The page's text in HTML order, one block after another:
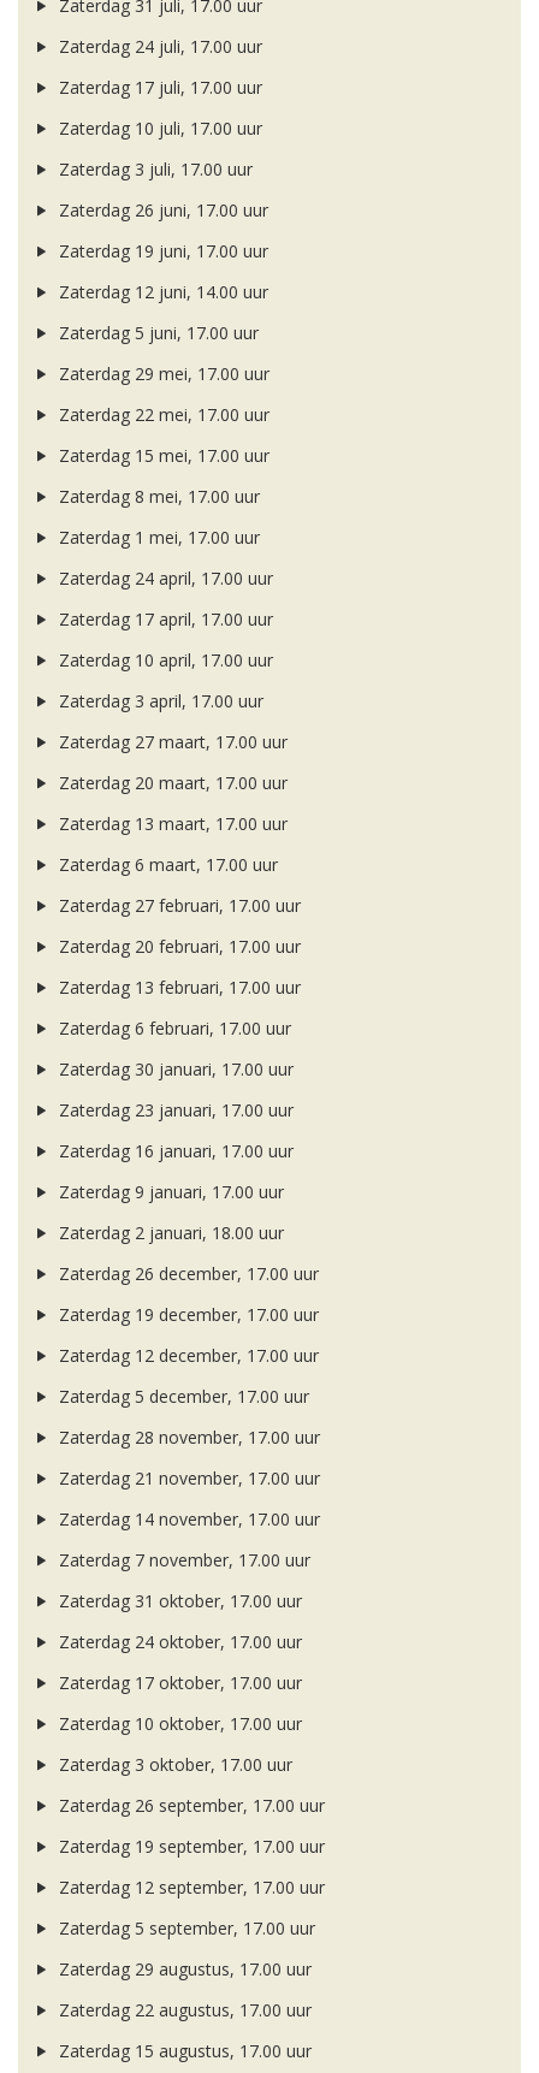
Zaterdag 31 juli, 17.00 uur
Zaterdag 24 juli, 17.00 uur
Zaterdag 17 juli, 17.00 uur
Zaterdag 10 juli, 17.00 uur
Zaterdag 3 juli, 17.00 uur
Zaterdag 26 juni, 17.00 uur
Zaterdag 19 juni, 17.00 uur
Zaterdag 12 juni, 14.00 uur
Zaterdag 5 juni, 17.00 uur
Zaterdag 29 mei, 17.00 uur
Zaterdag 22 mei, 17.00 uur
Zaterdag 15 mei, 17.00 uur
Zaterdag 8 mei, 17.00 uur
Zaterdag 1 mei, 17.00 uur
Zaterdag 24 april, 17.00 uur
Zaterdag 17 april, 17.00 uur
Zaterdag 10 april, 17.00 uur
Zaterdag 3 april, 17.00 uur
Zaterdag 27 maart, 17.00 uur
Zaterdag 20 maart, 17.00 uur
Zaterdag 13 maart, 17.00 uur
Zaterdag 6 maart, 17.00 uur
Zaterdag 27 februari, 17.00 uur
Zaterdag 20 februari, 17.00 uur
Zaterdag 13 februari, 17.00 uur
Zaterdag 6 februari, 17.00 uur
Zaterdag 30 januari, 17.00 uur
Zaterdag 23 januari, 17.00 uur
Zaterdag 16 januari, 17.00 uur
Zaterdag 9 januari, 17.00 uur
Zaterdag 2 januari, 18.00 uur
Zaterdag 26 december, 17.00 uur
Zaterdag 19 december, 17.00 uur
Zaterdag 12 december, 17.00 uur
Zaterdag 5 december, 17.00 uur
Zaterdag 28 november, 17.00 uur
Zaterdag 21 november, 17.00 uur
Zaterdag 14 november, 17.00 uur
Zaterdag 7 november, 17.00 uur
Zaterdag 31 oktober, 17.00 uur
Zaterdag 24 oktober, 17.00 uur
Zaterdag 17 oktober, 17.00 uur
Zaterdag 10 oktober, 17.00 uur
Zaterdag 3 oktober, 17.00 uur
Zaterdag 26 september, 17.00 uur
Zaterdag 19 september, 17.00 uur
Zaterdag 12 september, 17.00 uur
Zaterdag 5 september, 17.00 uur
Zaterdag 29 augustus, 17.00 uur
Zaterdag 22 augustus, 17.00 uur
Zaterdag 15 augustus, 17.00 uur